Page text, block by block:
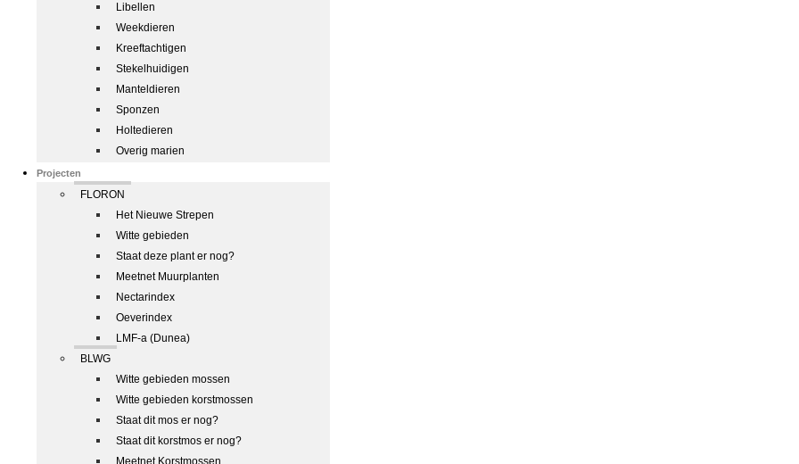
Libellen
Weekdieren
Kreeftachtigen
Stekelhuidigen
Manteldieren
Sponzen
Holtedieren
Overig marien
Projecten
FLORON
Het Nieuwe Strepen
Witte gebieden
Staat deze plant er nog?
Meetnet Muurplanten
Nectarindex
Oeverindex
LMF-a (Dunea)
BLWG
Witte gebieden mossen
Witte gebieden korstmossen
Staat dit mos er nog?
Staat dit korstmos er nog?
Meetnet Korstmossen